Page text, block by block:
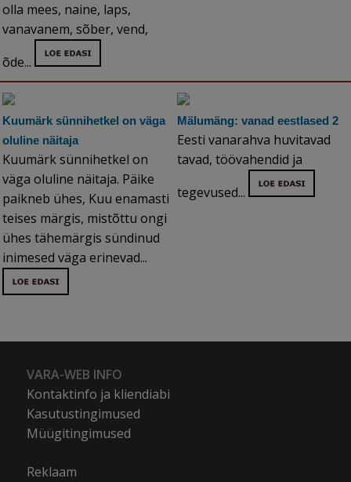
olla mees, naine, laps,
vanavanem, sõber, vend,
õde...
Kuumärk sünnihetkel on väga
oluline näitaja
Kuumärk sünnihetkel on
väga oluline näitaja. Päike
paikneb ühes, Kuu enamasti
teises märgis, mistõttu ongi
ühes tähemärgis sündinud
inimesed väga erinevad...
Mälumäng: vanad eestlased 2
Eesti vanarahva huvitavad
tavad, töövahendid ja
tegevused...
VARA-WEB INFO
Kontaktinfo ja kliendiabi
Kasutustingimused
Müügitingimused
Reklaam